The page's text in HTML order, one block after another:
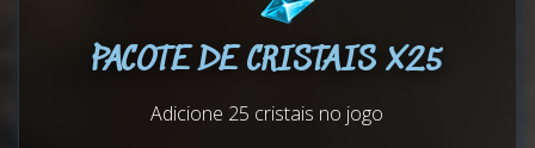
PACOTE DE CRISTAIS X25
Adicione 25 cristais no jogo